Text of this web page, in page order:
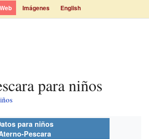
Web Imágenes English
para niños
para niños
Pescara